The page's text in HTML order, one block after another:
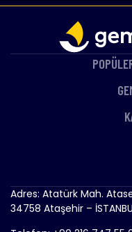
Adres: Atatürk Mah.
34758 Ataşehir –